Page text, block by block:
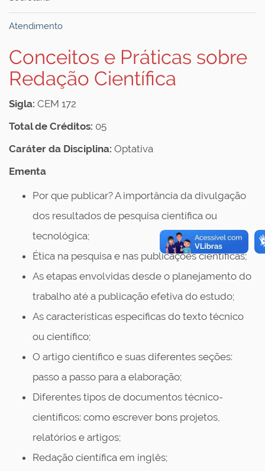
Atendimento
Conceitos e Práticas sobre
Redação Científica
Sigla: CEM 172
Total de Créditos: 05
Caráter da Disciplina: Optativa
Ementa
Por que publicar? A importância da divulgação
dos resultados de pesquisa científica ou
tecnológica;
Ética na pesquisa e nas publicações científicas;
As etapas envolvidas desde o planejamento do
trabalho até a publicação efetiva do estudo;
As características específicas do texto técnico
ou científico;
O artigo científico e suas diferentes seções:
passo a passo para a elaboração;
Diferentes tipos de documentos técnico-
científicos: como escrever bons projetos,
relatórios e artigos;
Redação científica em inglês;